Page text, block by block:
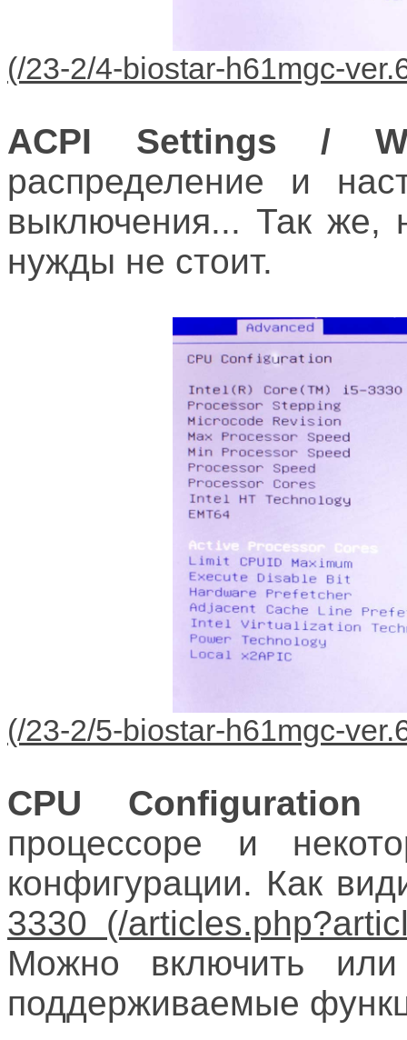
ACPI Settings /
распределение и
выключения... Так же,
нужды не стоит.
CPU Configuration
процессоре и
конфигурации. Как
3330
Можно включить
поддерживаемые